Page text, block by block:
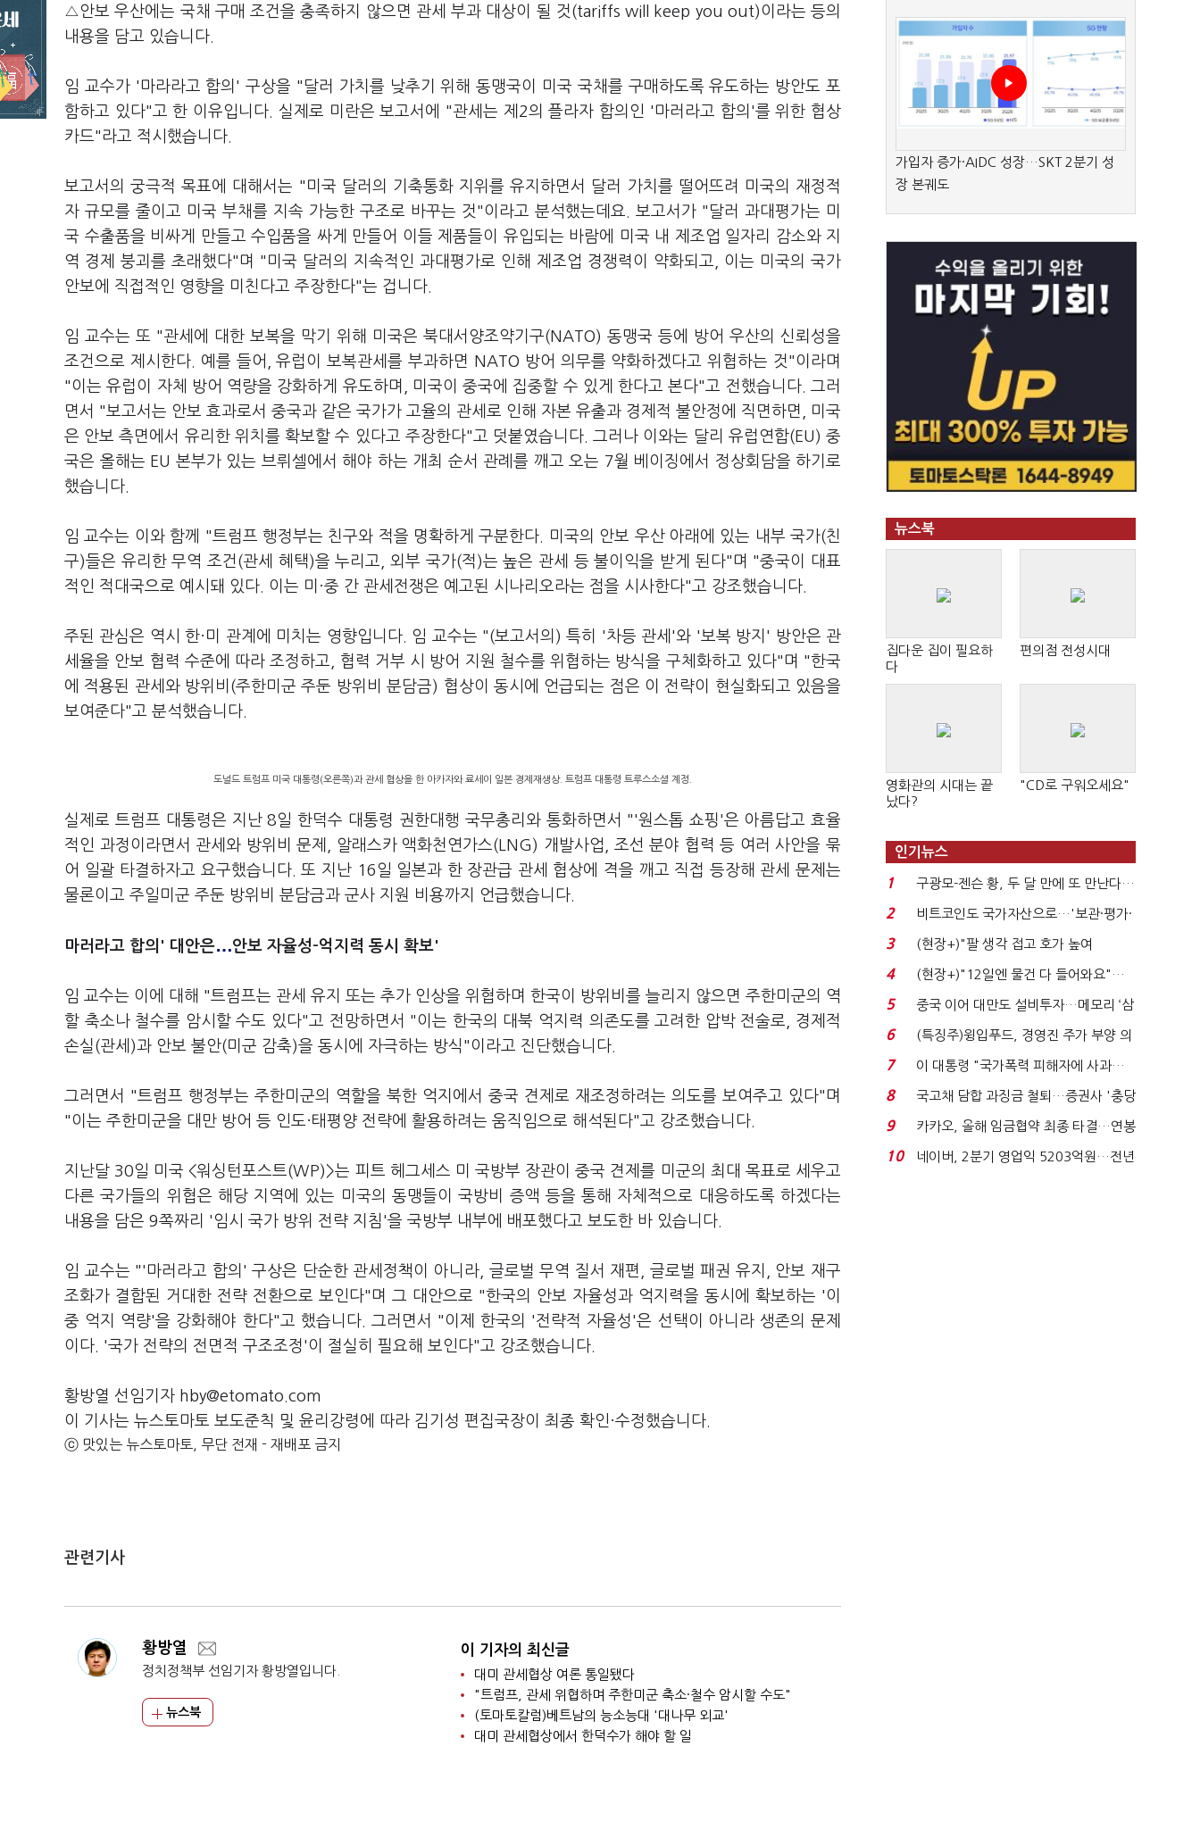
△안보 우산에는 국채 구매 조건을 충족하지 않으면 관세 부과 대상이 될 것(tariffs will keep you out)이라는 등의
내용을 담고 있습니다.
임 교수가 '마라라고 합의' 구상을 "달러 가치를 낮추기 위해 동맹국이 미국 국채를 구매하도록 유도하는 방안도 포
함하고 있다"고 한 이유입니다. 실제로 미란은 보고서에 "관세는 제2의 플라자 합의인 '마러라고 합의'를 위한 협상
카드"라고 적시했습니다.
보고서의 궁극적 목표에 대해서는 "미국 달러의 기축통화 지위를 유지하면서 달러 가치를 떨어뜨려 미국의 재정적
자 규모를 줄이고 미국 부채를 지속 가능한 구조로 바꾸는 것"이라고 분석했는데요. 보고서가 "달러 과대평가는 미
국 수출품을 비싸게 만들고 수입품을 싸게 만들어 이들 제품들이 유입되는 바람에 미국 내 제조업 일자리 감소와 지
역 경제 붕괴를 초래했다"며 "미국 달러의 지속적인 과대평가로 인해 제조업 경쟁력이 약화되고, 이는 미국의 국가
안보에 직접적인 영향을 미친다고 주장한다"는 겁니다.
임 교수는 또 "관세에 대한 보복을 막기 위해 미국은 북대서양조약기구(NATO) 동맹국 등에 방어 우산의 신뢰성을
조건으로 제시한다. 예를 들어, 유럽이 보복관세를 부과하면 NATO 방어 의무를 약화하겠다고 위협하는 것"이라며
"이는 유럽이 자체 방어 역량을 강화하게 유도하며, 미국이 중국에 집중할 수 있게 한다고 본다"고 전했습니다. 그러
면서 "보고서는 안보 효과로서 중국과 같은 국가가 고율의 관세로 인해 자본 유출과 경제적 불안정에 직면하면, 미국
은 안보 측면에서 유리한 위치를 확보할 수 있다고 주장한다"고 덧붙였습니다. 그러나 이와는 달리 유럽연합(EU) 중
국은 올해는 EU 본부가 있는 브뤼셀에서 해야 하는 개최 순서 관례를 깨고 오는 7월 베이징에서 정상회담을 하기로
했습니다.
임 교수는 이와 함께 "트럼프 행정부는 친구와 적을 명확하게 구분한다. 미국의 안보 우산 아래에 있는 내부 국가(친
구)들은 유리한 무역 조건(관세 혜택)을 누리고, 외부 국가(적)는 높은 관세 등 불이익을 받게 된다"며 "중국이 대표
적인 적대국으로 예시돼 있다. 이는 미 ·중 간 관세전쟁은 예고된 시나리오라는 점을 시사한다"고 강조했습니다.
주된 관심은 역시 한· 미 관계에 미치는 영향입니다. 임 교수는 "(보고서의) 특히 '차등 관세'와 '보복 방지' 방안은 관
세율을 안보 협력 수준에 따라 조정하고, 협력 거부 시 방어 지원 철수를 위협하는 방식을 구체화하고 있다"며 "한국
에 적용된 관세와 방위비(주한미군 주둔 방위비 분담금) 협상이 동시에 언급되는 점은 이 전략이 현실화되고 있음을
보여준다"고 분석했습니다.
도널드 트럼프 미국 대통령(오른쪽)과 관세 협상을 한 아카자와 료세이 일본 경제재생상. 트럼프 대통령 트루스소셜 계정.
실제로 트럼프 대통령은 지난 8일 한덕수 대통령 권한대행 국무총리와 통화하면서 "'원스톱 쇼핑'은 아름답고 효율
적인 과정이라면서 관세와 방위비 문제, 알래스카 액화천연가스(LNG) 개발사업, 조선 분야 협력 등 여러 사안을 묶
어 일괄 타결하자고 요구했습니다. 또 지난 16일 일본과 한 장관급 관세 협상에 격을 깨고 직접 등장해 관세 문제는
물론이고 주일미군 주둔 방위비 분담금과 군사 지원 비용까지 언급했습니다.
마러라고 합의' 대안은…안보 자율성-억지력 동시 확보'
임 교수는 이에 대해 "트럼프는 관세 유지 또는 추가 인상을 위협하며 한국이 방위비를 늘리지 않으면 주한미군의 역
할 축소나 철수를 암시할 수도 있다"고 전망하면서 "이는 한국의 대북 억지력 의존도를 고려한 압박 전술로, 경제적
손실(관세)과 안보 불안(미군 감축)을 동시에 자극하는 방식"이라고 진단했습니다.
그러면서 "트럼프 행정부는 주한미군의 역할을 북한 억지에서 중국 견제로 재조정하려는 의도를 보여주고 있다"며
"이는 주한미군을 대만 방어 등 인도·태평양 전략에 활용하려는 움직임으로 해석된다"고 강조했습니다.
지난달 30일 미국 <워싱턴포스트(WP)>는 피트 헤그세스 미 국방부 장관이 중국 견제를 미군의 최대 목표로 세우고
다른 국가들의 위협은 해당 지역에 있는 미국의 동맹들이 국방비 증액 등을 통해 자체적으로 대응하도록 하겠다는
내용을 담은 9쪽짜리 '임시 국가 방위 전략 지침'을 국방부 내부에 배포했다고 보도한 바 있습니다.
임 교수는 "'마러라고 합의' 구상은 단순한 관세정책이 아니라, 글로벌 무역 질서 재편, 글로벌 패권 유지, 안보 재구
조화가 결합된 거대한 전략 전환으로 보인다"며 그 대안으로 "한국의 안보 자율성과 억지력을 동시에 확보하는 '이
중 억지 역량'을 강화해야 한다"고 했습니다. 그러면서 "이제 한국의 '전략적 자율성'은 선택이 아니라 생존의 문제
이다. '국가 전략의 전면적 구조조정'이 절실히 필요해 보인다"고 강조했습니다.
황방열 선임기자 hby@etomato.com
이 기사는 뉴스토마토 보도준칙 및 윤리강령에 따라 김기성 편집국장이 최종 확인·수정했습니다.
ⓒ 맛있는 뉴스토마토, 무단 전재 - 재배포 금지
관련기사
황방열
정치정책부 선임기자 황방열입니다.
뉴스북
이 기자의 최신글
대미 관세협상 여론 통일됐다
"트럼프, 관세 위협하며 주한미군 축소·철수 암시할 수도"
(토마토칼럼)베트남의 능소능대 '대나무 외교'
대미 관세협상에서 한덕수가 해야 할 일
가입자 증가·AIDC 성장…SKT 2분기 성
장 본궤도
뉴스북
집다운 집이 필요하
다
편의점 전성시대
영화관의 시대는 끝
났다?
"CD로 구워오세요"
인기뉴스
1
구광모-젠슨 황, 두 달 만에 또 만난다…
로봇·AI 등 논...
2
비트코인도 국가자산으로…'보관·평가·
처분' 기준은 ...
3
(현장+)"팔 생각 접고 호가 높여
요"…'덜 똘똘한 한 채' 20...
4
(현장+)"12일엔 물건 다 들어와요"…
빈 매대 채우며 문 연 ...
5
중국 이어 대만도 설비투자…메모리 ‘삼
국전쟁’
6
(특징주)윙입푸드, 경영진 주가 부양 의
지에 상한가...
7
이 대통령 "국가폭력 피해자에 사과…
적극적 조사로 진...
8
국고채 담합 과징금 철퇴…증권사 '충당
금 폭탄' 우려...
9
카카오, 올해 임금협약 최종 타결…연봉
6.3% 인상·격려...
10
네이버, 2분기 영업익 5203억원…전년